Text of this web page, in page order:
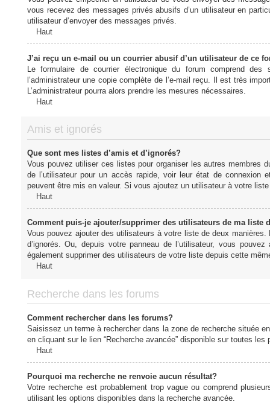
vous recevez des messages privés abusifs d’un utilisateur en
utilisateur d’envoyer des messages privés.
Haut
J’ai reçu un e-mail ou un courrier abusif d’un utilisateur de ce
Le formulaire de courrier électronique du forum comprend
l’administrateur une copie complète de l’e-mail reçu. Il est très
L’administrateur pourra alors prendre les mesures nécessaires.
Haut
Amis et ignorés
Que sont mes listes d’amis et d’ignorés?
Vous pouvez utiliser ces listes pour organiser les autres membres
de l’utilisateur pour un accès rapide, voir leur état de connexion
peuvent être mis en valeur. Si vous ajoutez un utilisateur à votre
Haut
Comment puis-je ajouter/supprimer des utilisateurs de ma liste
Vous pouvez ajouter des utilisateurs à votre liste de deux
d’ignorés. Ou, depuis votre panneau de l’utilisateur, vous
également supprimer des utilisateurs de votre liste depuis cette
Haut
Recherche dans les forums
Comment rechercher dans les forums?
Saisissez un terme à rechercher dans la zone de recherche située
en cliquant sur le lien “Recherche avancée” disponible sur toutes
Haut
Pourquoi ma recherche ne renvoie aucun résultat?
Votre recherche est probablement trop vague ou comprend
utilisant les options disponibles dans la recherche avancée.